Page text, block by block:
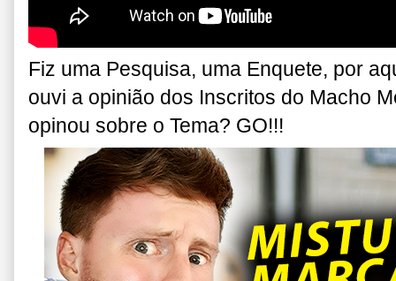
Fiz uma Pesquisa, uma Enquete, por
ouvi a opinião dos Inscritos do Macho
opinou sobre o Tema? GO!!!